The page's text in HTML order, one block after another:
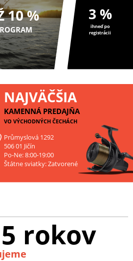
10 % 3 %
ihneď po
registrácii
NAJVÄČŠIA
KAMENNÁ PREDAJŇA
VO VÝCHODNÝCH ČECHÁCH
Průmyslová 1292
506 01 Jičín
Po-Ne: 8:00-19:00
Štátne sviatky: Zatvorené
rokov